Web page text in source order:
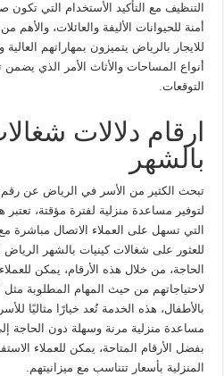
التنظيف مع التأكيد الأستخدام التي تكون
أمنة للحيوانات الأليفة والعائلات،
للایجار بالریاض يتميزون بمهاراتهم
أنواع المساحات والأثاث الأمر الذي
التوقعات.
ارقام دلالات
بالشهر
تبحث الكثير من الأسر في الرياض عن
لتوفير مساعدة منزلية لفترة مؤقتة، تعتبر
التي تسهل على العملاء الاتصال مباشرة
للعثور على شغالات كينيات بالشهر
الحاجة، من خلال هذه الأرقام، يمكن
لاحتياجاتهم من حيث المهام المطلوبة مثل
بالأطفال، هذه الخدمة تُعد خيارًا مثاليًا
مساعدة منزلية مرنة وسهلة دون الحاجة
بفضل الأرقام المتاحة، يمكن للعملاء
المنزلية بأسعار تتناسب مع ميزانيتهم.